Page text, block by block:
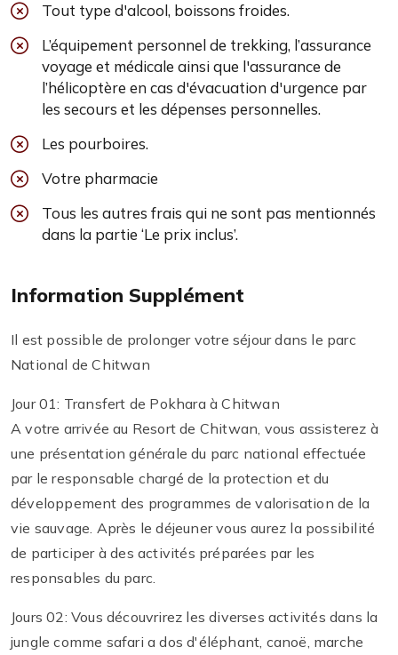
Tout type d'alcool, boissons froides.
L’équipement personnel de trekking, l’assurance
voyage et médicale ainsi que l'assurance de
l’hélicoptère en cas d'évacuation d'urgence par
les secours et les dépenses personnelles.
Les pourboires.
Votre pharmacie
Tous les autres frais qui ne sont pas mentionnés
dans la partie ‘Le prix inclus’.
Information Supplément
Il est possible de prolonger votre séjour dans le parc
National de Chitwan
Jour 01: Transfert de Pokhara à Chitwan
A votre arrivée au Resort de Chitwan, vous assisterez à
une présentation générale du parc national effectuée
par le responsable chargé de la protection et du
développement des programmes de valorisation de la
vie sauvage. Après le déjeuner vous aurez la possibilité
de participer à des activités préparées par les
responsables du parc.
Jours 02: Vous découvrirez les diverses activités dans la
jungle comme safari a dos d'éléphant, canoë, marche